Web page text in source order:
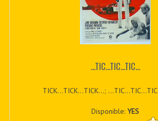
...TIC...TIC...TIC...
TICK...TICK...TICK...;
Disponible:YES